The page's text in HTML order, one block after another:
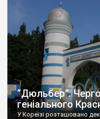
“Дюльбер”.
геніального
У Кореїзі розташовано